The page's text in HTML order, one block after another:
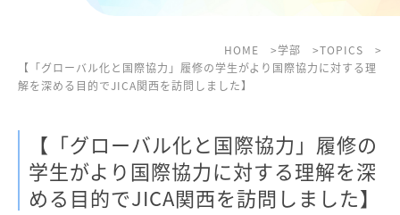
HOME 学部
TOPICS
【「グローバル化と国際協力」履修の学生がより国際協力に対する理
解を深める目的でJICA関西を訪問しました】
【「グローバル化と国際協力」履修の
学生がより国際協力に対する理解を深
める目的でJICA関西を訪問しました】